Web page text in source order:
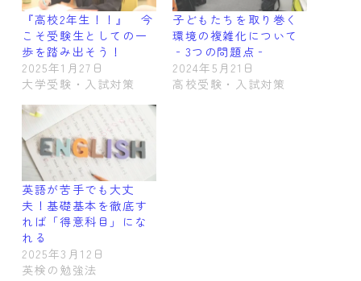
『高校2年生！！』 今
こそ受験生としての一
歩を踏み出そう！
2025年1月27日
大学受験・入試対策
子どもたちを取り巻く
環境の複雑化について
‐3つの問題点‐
2024年5月21日
高校受験・入試対策
英語が苦手でも大丈
夫！基礎基本を徹底す
れば「得意科目」にな
れる
2025年3月12日
英検の勉強法